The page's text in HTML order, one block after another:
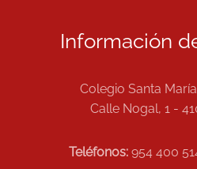
Información
Colegio Santa
Calle Nogal, 1 -
Teléfonos: 954 400